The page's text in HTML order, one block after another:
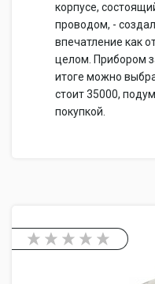
корпусе,
проводом, -
впечатление как
целом. Прибором
итоге можно
стоит 35000,
покупкой.